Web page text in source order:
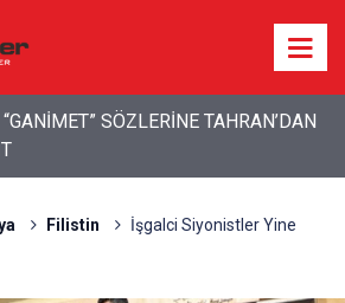
SÖZLERİNE TAHRAN’DAN
Seda: Uluslararası Filistin Konvoyu
Filistin
İşgalci Siyonistler Yine